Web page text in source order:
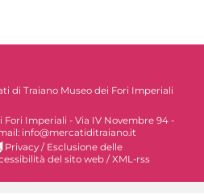
di Traiano Museo dei Fori Imperiali
Fori Imperiali - Via IV Novembre 94 -
info@mercatiditraiano.it
Privacy / Esclusione delle
del sito web / XML-rss